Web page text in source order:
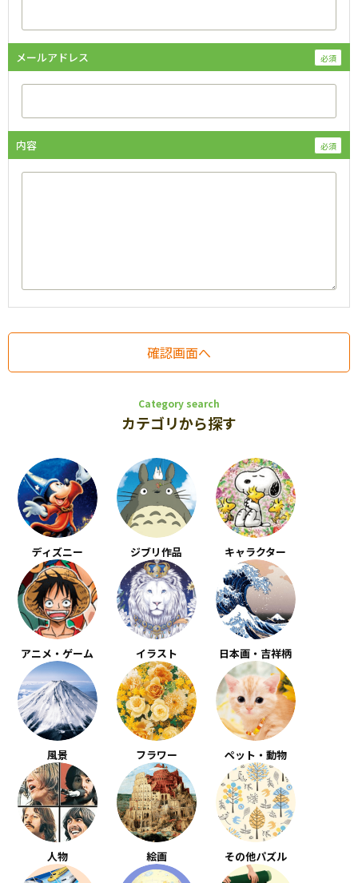
メールアドレス
内容
Category search
カテゴリから探す
ディズニー ジブリ作品 キャラクター
アニメ・ゲーム イラスト 日本画・吉祥柄
風景 フラワー ペット・動物
人物 絵画 その他パズル